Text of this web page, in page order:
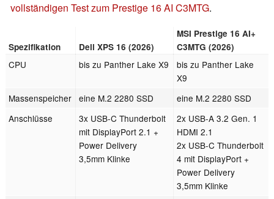
vollständigen Test zum Prestige 16 AI C3MTG.
Spezifikation Dell XPS 16 (2026)
MSI Prestige 16 AI+
C3MTG (2026)
CPU bis zu Panther Lake X9
bis zu Panther Lake
X9
Massenspeicher
eine M.2 2280 SSD
eine M.2 2280 SSD
Anschlüsse
3x USB-C Thunderbolt
mit DisplayPort 2.1 +
Power Delivery
3,5mm Klinke
2x USB-A 3.2 Gen. 1
HDMI 2.1
2x USB-C Thunderbolt
4 mit DisplayPort +
Power Delivery
3,5mm Klinke